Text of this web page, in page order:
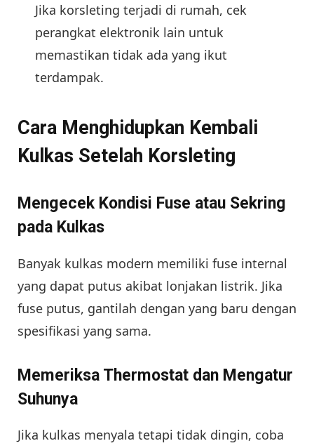
Jika korsleting terjadi di rumah, cek
perangkat elektronik lain untuk
memastikan tidak ada yang ikut
terdampak.
Cara Menghidupkan Kembali
Kulkas Setelah Korsleting
Mengecek Kondisi Fuse atau Sekring
pada Kulkas
Banyak kulkas modern memiliki fuse internal
yang dapat putus akibat lonjakan listrik. Jika
fuse putus, gantilah dengan yang baru dengan
spesifikasi yang sama.
Memeriksa Thermostat dan Mengatur
Suhunya
Jika kulkas menyala tetapi tidak dingin, coba